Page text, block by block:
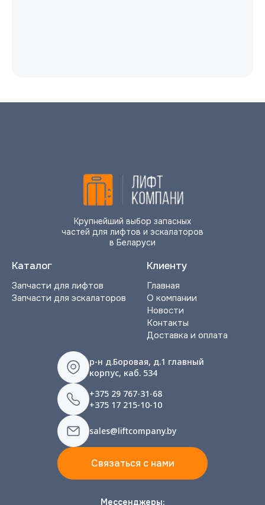
Крупнейший выбор запасных
частей для лифтов и эскалаторов
в Беларуси
Каталог
Запчасти для лифтов
Запчасти для эскалаторов
Клиенту
Главная
О компании
Новости
Контакты
Доставка и оплата
р-н д.Боровая, д.1 главный
корпус, каб. 534
+375 29 767-31-68
+375 17 215-10-10
sales@liftcompany.by
Связаться с нами
Мессенджеры: